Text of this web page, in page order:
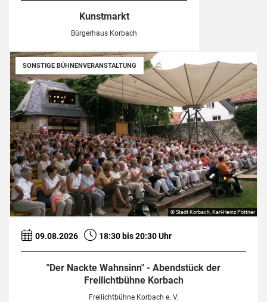
Kunstmarkt
Bürgerhaus Korbach
09.08.2026 18:30 bis 20:30 Uhr
"Der Nackte Wahnsinn" - Abendstück der
Freilichtbühne Korbach
Freilichtbühne Korbach e. V.
SONSTIGE BÜHNENVERANSTALTUNG
© Stadt Korbach, Karl-Heinz Pöttner